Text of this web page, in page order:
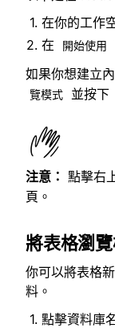
在你的工作
在
開始使用
如果你想建立
覽模式
並按下
注意： 點擊右
頁。
將表格瀏
你可以將表格
料。
點擊資料庫